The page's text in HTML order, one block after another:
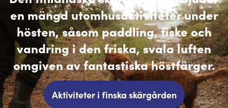
en mängd utomhusaktiviteter under
hösten, såsom paddling, fiske och
vandring i den friska, svala luften
omgiven av fantastiska höstfärger.
Aktiviteter i finska skärgården